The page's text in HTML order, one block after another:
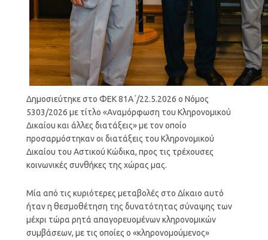
Δημοσιεύτηκε στο ΦΕΚ 81Α΄/22.5.2026 ο Νόμος
5303/2026 με τίτλο «Αναμόρφωση του Κληρονομικού
Δικαίου και άλλες διατάξεις» με τον οποίο
προσαρμόστηκαν οι διατάξεις του Κληρονομικού
Δικαίου του Αστικού Κώδικα, προς τις τρέχουσες
κοινωνικές συνθήκες της χώρας μας.
Μία από τις κυριότερες μεταβολές στο Δίκαιο αυτό
ήταν η θεσμοθέτηση της δυνατότητας σύναψης των
μέχρι τώρα ρητά απαγορευομένων κληρονομικών
συμβάσεων, με τις οποίες ο «κληρονομούμενος»